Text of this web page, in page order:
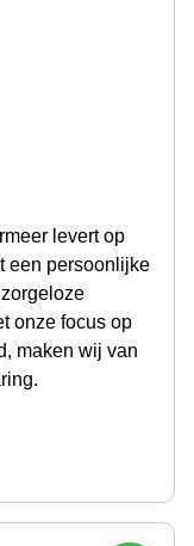
levert op
een persoonlijke
onze focus op
maken wij van